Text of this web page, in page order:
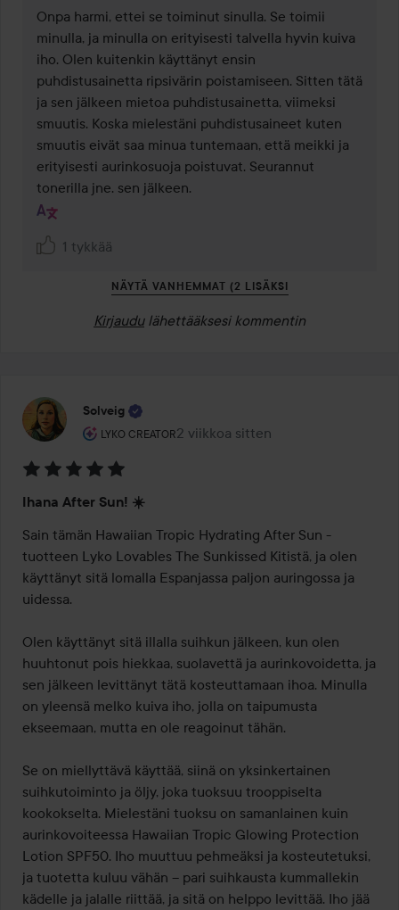
Onpa harmi, ettei se toiminut sinulla. Se toimii
minulla, ja minulla on erityisesti talvella hyvin kuiva
iho. Olen kuitenkin käyttänyt ensin
puhdistusainetta ripsivärin poistamiseen. Sitten tätä
ja sen jälkeen mietoa puhdistusainetta, viimeksi
smuutis. Koska mielestäni puhdistusaineet kuten
smuutis eivät saa minua tuntemaan, että meikki ja
erityisesti aurinkosuoja poistuvat. Seurannut
tonerilla jne. sen jälkeen.
1 tykkää
NÄYTÄ VANHEMMAT (2 LISÄKSI
Kirjaudu lähettääksesi kommentin
Solveig
LYKO CREATOR
Käyttäjän rooli: Lyko Creator.
2 viikkoa sitten
Viesti luotiin 2 viikkoa sitten
5
/
5
Ihana After Sun! ☀️
Sain tämän Hawaiian Tropic Hydrating After Sun -
tuotteen Lyko Lovables The Sunkissed Kitistä, ja olen
käyttänyt sitä lomalla Espanjassa paljon auringossa ja
uidessa.
Olen käyttänyt sitä illalla suihkun jälkeen, kun olen
huuhtonut pois hiekkaa, suolavettä ja aurinkovoidetta, ja
sen jälkeen levittänyt tätä kosteuttamaan ihoa. Minulla
on yleensä melko kuiva iho, jolla on taipumusta
ekseemaan, mutta en ole reagoinut tähän.
Se on miellyttävä käyttää, siinä on yksinkertainen
suihkutoiminto ja öljy, joka tuoksuu trooppiselta
kookokselta. Mielestäni tuoksu on samanlainen kuin
aurinkovoiteessa Hawaiian Tropic Glowing Protection
Lotion SPF50. Iho muuttuu pehmeäksi ja kosteutetuksi,
ja tuotetta kuluu vähän – pari suihkausta kummallekin
kädelle ja jalalle riittää, ja sitä on helppo levittää. Iho jää